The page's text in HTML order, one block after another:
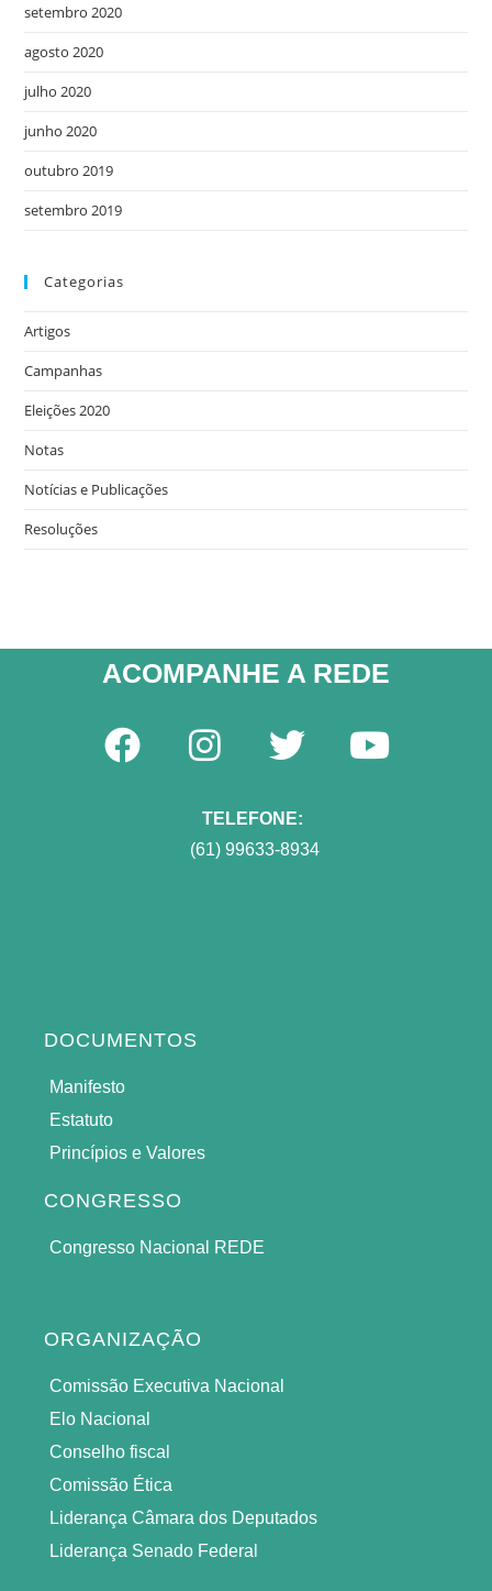
setembro 2020
agosto 2020
julho 2020
junho 2020
outubro 2019
setembro 2019
Categorias
Artigos
Campanhas
Eleições 2020
Notas
Notícias e Publicações
Resoluções
ACOMPANHE A REDE​
TELEFONE:
(61) 99633-8934
DOCUMENTOS
Manifesto
Estatuto
Princípios e Valores
CONGRESSO
Congresso Nacional REDE
ORGANIZAÇÃO
Comissão Executiva Nacional
Elo Nacional
Conselho fiscal
Comissão Ética
Liderança Câmara dos Deputados
Liderança Senado Federal